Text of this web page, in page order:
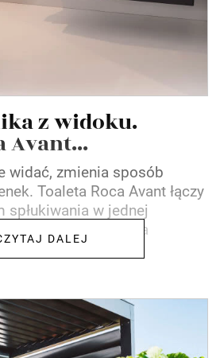
z widoku.
Avant...
widać, zmienia sposób
Toaleta Roca Avant łączy
spłukiwania w jednej
czemu pozwala
bez...
DALEJ